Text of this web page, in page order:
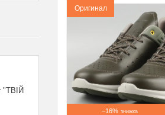
–16%
Оригинал
"ТВІЙ